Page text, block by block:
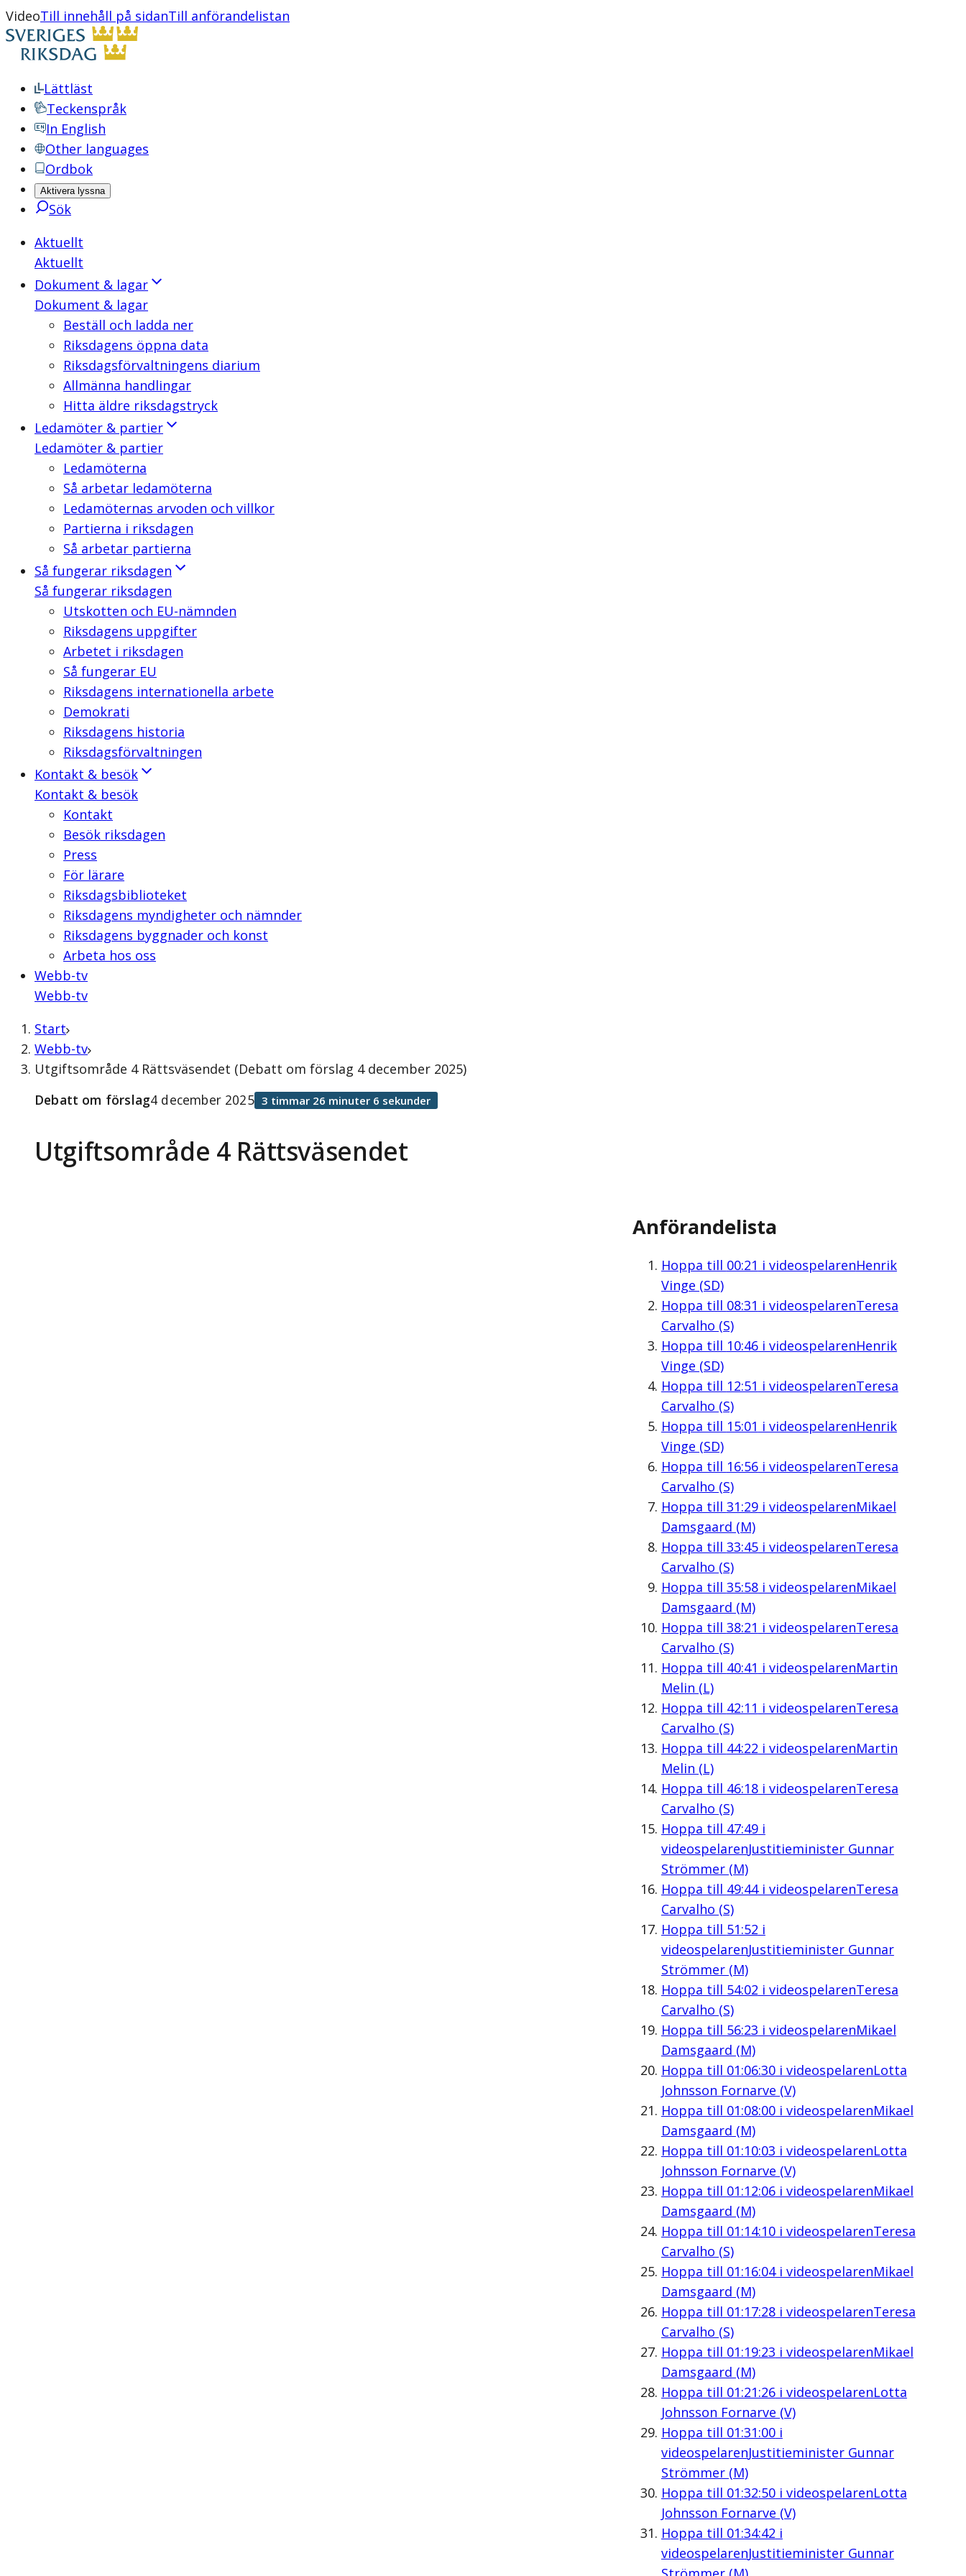
VideoTill innehåll på sidanTill anförandelistan
Lättläst
Teckenspråk
In English
Other languages
Ordbok
Aktivera lyssna
Sök
Aktuellt
Aktuellt
Dokument & lagar
Dokument & lagar
Beställ och ladda ner
Riksdagens öppna data
Riksdagsförvaltningens diarium
Allmänna handlingar
Hitta äldre riksdagstryck
Ledamöter & partier
Ledamöter & partier
Ledamöterna
Så arbetar ledamöterna
Ledamöternas arvoden och villkor
Partierna i riksdagen
Så arbetar partierna
Så fungerar riksdagen
Så fungerar riksdagen
Utskotten och EU-nämnden
Riksdagens uppgifter
Arbetet i riksdagen
Så fungerar EU
Riksdagens internationella arbete
Demokrati
Riksdagens historia
Riksdagsförvaltningen
Kontakt & besök
Kontakt & besök
Kontakt
Besök riksdagen
Press
För lärare
Riksdagsbiblioteket
Riksdagens myndigheter och nämnder
Riksdagens byggnader och konst
Arbeta hos oss
Webb-tv
Webb-tv
Start
Webb-tv
Utgiftsområde 4 Rättsväsendet (Debatt om förslag 4 december 2025)
Utgiftsområde 4 Rättsväsendet
Debatt om förslag4 december 2025 3 timmar 26 minuter 6 sekunder
Anförandelista
Hoppa till 00:21 i videospelarenHenrik
Vinge (SD)
Hoppa till 08:31 i videospelarenTeresa
Carvalho (S)
Hoppa till 10:46i videospelarenHenrik
Vinge (SD)
Hoppa till 12:51 i videospelarenTeresa
Carvalho (S)
Hoppa till 15:01 i videospelarenHenrik
Vinge (SD)
Hoppa till 16:56i videospelarenTeresa
Carvalho (S)
Hoppa till 31:29i videospelarenMikael
Damsgaard (M)
Hoppa till 33:45i videospelarenTeresa
Carvalho (S)
Hoppa till 35:58i videospelarenMikael
Damsgaard (M)
Hoppa till 38:21 i videospelarenTeresa
Carvalho (S)
Hoppa till 40:41 i videospelarenMartin
Melin (L)
Hoppa till 42:11 i videospelarenTeresa
Carvalho (S)
Hoppa till 44:22 i videospelarenMartin
Melin (L)
Hoppa till 46:18i videospelarenTeresa
Carvalho (S)
Hoppa till 47:49i
videospelarenJustitieminister Gunnar
Strömmer (M)
Hoppa till 49:44i videospelarenTeresa
Carvalho (S)
Hoppa till 51:52 i
videospelarenJustitieminister Gunnar
Strömmer (M)
Hoppa till 54:02 i videospelarenTeresa
Carvalho (S)
Hoppa till 56:23 i videospelarenMikael
Damsgaard (M)
Hoppa till 01:06:30i videospelarenLotta
Johnsson Fornarve (V)
Hoppa till 01:08:00i videospelarenMikael
Damsgaard (M)
Hoppa till 01:10:03 i videospelarenLotta
Johnsson Fornarve (V)
Hoppa till 01:12:06i videospelarenMikael
Damsgaard (M)
Hoppa till 01:14:10i videospelarenTeresa
Carvalho (S)
Hoppa till 01:16:04i videospelarenMikael
Damsgaard (M)
Hoppa till 01:17:28i videospelarenTeresa
Carvalho (S)
Hoppa till 01:19:23 i videospelarenMikael
Damsgaard (M)
Hoppa till 01:21:26i videospelarenLotta
Johnsson Fornarve (V)
Hoppa till 01:31:00i
videospelarenJustitieminister Gunnar
Strömmer (M)
Hoppa till 01:32:50i videospelarenLotta
Johnsson Fornarve (V)
Hoppa till 01:34:42 i
videospelarenJustitieminister Gunnar